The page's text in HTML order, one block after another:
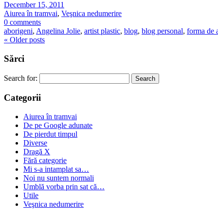
December 15, 2011
Aiurea în tramvai, Veşnica nedumerire
0 comments
aborigeni, Angelina Jolie, artist plastic, blog, blog personal, forma de
« Older posts
Sărci
Search for:
Categorii
Aiurea în tramvai
De pe Google adunate
De pierdut timpul
Diverse
Dragă X
Fără categorie
Mi s-a intamplat sa…
Noi nu suntem normali
Umblă vorba prin sat că…
Utile
Veşnica nedumerire